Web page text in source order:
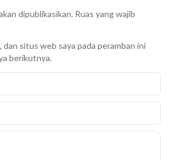
dipublikasikan. Ruas yang wajib
dan situs web saya pada peramban ini
berikutnya.